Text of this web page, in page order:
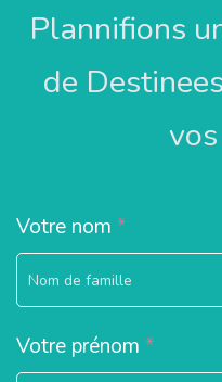
Plannifions
de
Votre nom *
Votre prénom *